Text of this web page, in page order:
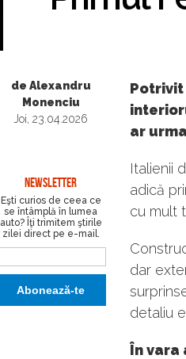
de Alexandru
Monenciu
Joi, 23.04.2026
NEWSLETTER
Eşti curios de ceea ce
se întâmplă în lumea
auto? Îţi trimitem ştirile
zilei direct pe e-mail.
Potrivit
ar
Italienii
adică
cu mult
dar
detaliu
În vara